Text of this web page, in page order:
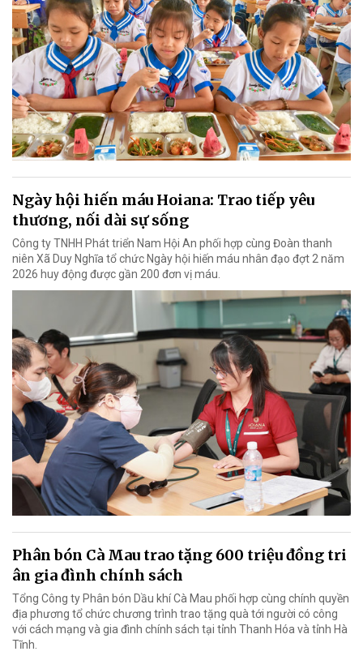
Ngày hội hiến máu Hoiana: Trao tiếp yêu
thương, nối dài sự sống
Công ty TNHH Phát triển Nam Hội An phối hợp cùng Đoàn thanh
niên Xã Duy Nghĩa tổ chức Ngày hội hiến máu nhân đạo đợt 2 năm
2026 huy động được gần 200 đơn vị máu.
Phân bón Cà Mau trao tặng 600 triệu đồng tri
ân gia đình chính sách
Tổng Công ty Phân bón Dầu khí Cà Mau phối hợp cùng chính quyền
địa phương tổ chức chương trình trao tặng quà tới người có công
với cách mạng và gia đình chính sách tại tỉnh Thanh Hóa và tỉnh Hà
Tĩnh.